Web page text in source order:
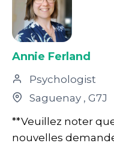
Annie Ferland
Psychologist
Saguenay , G7J
**Veuillez noter
nouvelles